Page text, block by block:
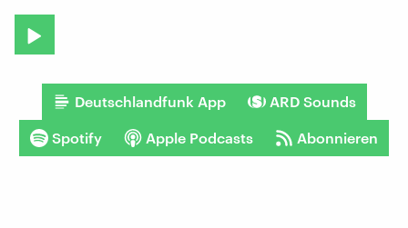
Deutschlandfunk App ARD Sounds
Spotify Apple Podcasts Abonnieren